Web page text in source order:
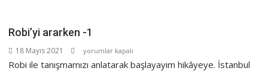
Robi’yi ararken -1
18 Mayıs 2021
Robi’yi
ararken
yorumlar kapalı
Robi ile tanışmamızı anlatarak başlayayım hikâyeye. İstanbul